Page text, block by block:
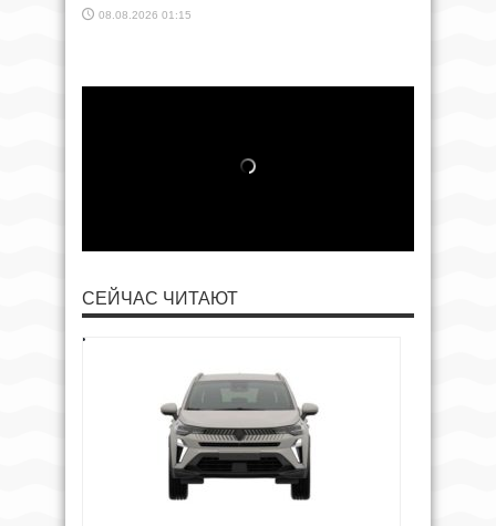
08.08.2026 01:15
СЕЙЧАС ЧИТАЮТ